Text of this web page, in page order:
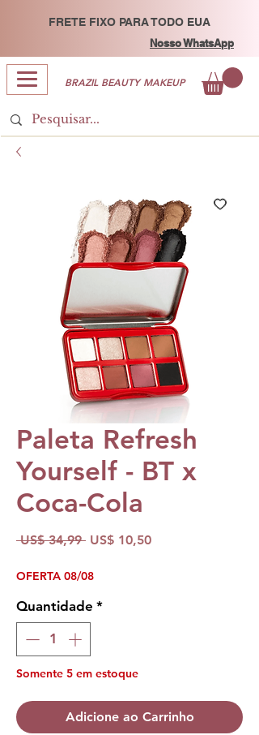
FRETE FIXO PARA TODO EUA
Nosso WhatsApp
BRAZIL BEAUTY MAKEUP
Paleta Refresh
Yourself - BT x
Coca-Cola
US$ 34,99 Preço
US$ 10,50Preço
OFERTA 08/08
Quantidade *
Somente 5 em estoque
Adicione ao Carrinho